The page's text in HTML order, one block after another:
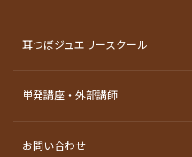
耳つぼジュエリースクール
単発講座・外部講師
お問い合わせ